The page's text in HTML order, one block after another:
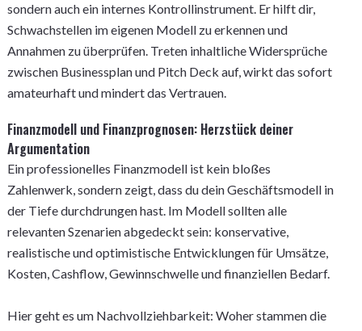
sondern auch ein internes Kontrollinstrument. Er hilft dir,
Schwachstellen im eigenen Modell zu erkennen und
Annahmen zu überprüfen. Treten inhaltliche Widersprüche
zwischen Businessplan und Pitch Deck auf, wirkt das sofort
amateurhaft und mindert das Vertrauen.
Finanzmodell und Finanzprognosen: Herzstück deiner
Argumentation
Ein professionelles Finanzmodell ist kein bloßes
Zahlenwerk, sondern zeigt, dass du dein Geschäftsmodell in
der Tiefe durchdrungen hast. Im Modell sollten alle
relevanten Szenarien abgedeckt sein: konservative,
realistische und optimistische Entwicklungen für Umsätze,
Kosten, Cashflow, Gewinnschwelle und finanziellen Bedarf.
Hier geht es um Nachvollziehbarkeit: Woher stammen die